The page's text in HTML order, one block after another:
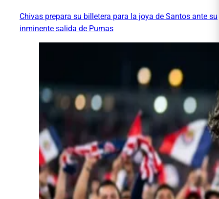
Chivas prepara su billetera para la joya de Santos ante su
inminente salida de Pumas